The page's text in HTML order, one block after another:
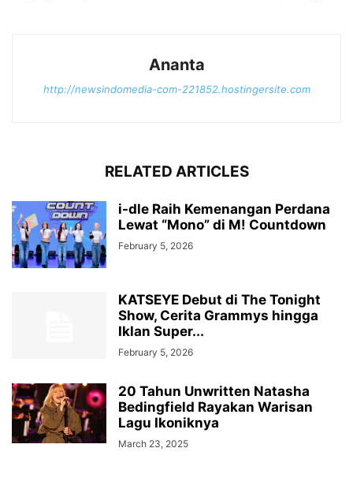
Ananta
http://newsindomedia-com-221852.hostingersite.com
RELATED ARTICLES
i-dle Raih Kemenangan Perdana
Lewat “Mono” di M! Countdown
February 5, 2026
KATSEYE Debut di The Tonight
Show, Cerita Grammys hingga
Iklan Super...
February 5, 2026
20 Tahun Unwritten Natasha
Bedingfield Rayakan Warisan
Lagu Ikoniknya
March 23, 2025